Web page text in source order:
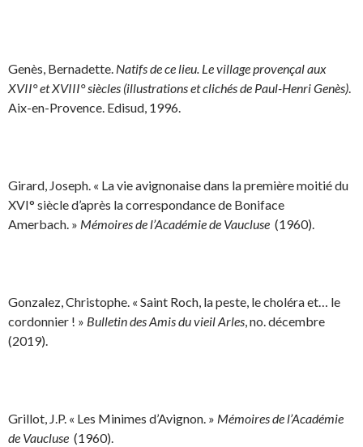
Genès, Bernadette. Natifs de ce lieu. Le village provençal aux
XVII° et XVIII° siècles (illustrations et clichés de Paul-Henri Genès).
Aix-en-Provence. Edisud, 1996.
Girard, Joseph. « La vie avignonaise dans la première moitié du
XVI° siècle d’après la correspondance de Boniface
Amerbach. » Mémoires de l’Académie de Vaucluse (1960).
Gonzalez, Christophe. « Saint Roch, la peste, le choléra et… le
cordonnier ! » Bulletin des Amis du vieil Arles, no. décembre
(2019).
Grillot, J.P. « Les Minimes d’Avignon. » Mémoires de l’Académie
de Vaucluse (1960).